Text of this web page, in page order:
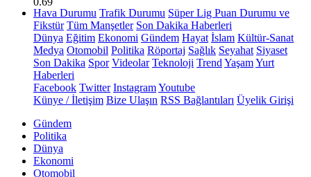
Hava Durumu Trafik Durumu Süper Lig Puan Durumu ve
Fikstür Tüm Manşetler Son Dakika Haberleri
Dünya Eğitim Ekonomi Gündem Hayat İslam Kültür-Sanat
Medya Otomobil Politika Röportaj Sağlık Seyahat Siyaset
Son Dakika Spor Videolar Teknoloji Trend YaşamYurt
Haberleri
Facebook Twitter InstagramYoutube
Künye / İletişim Bize Ulaşın RSS Bağlantıları Üyelik Girişi
Gündem
Politika
Dünya
Ekonomi
Otomobil